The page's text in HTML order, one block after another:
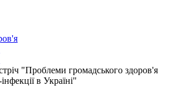
"Проблеми громадського здоров'я
в Україні"